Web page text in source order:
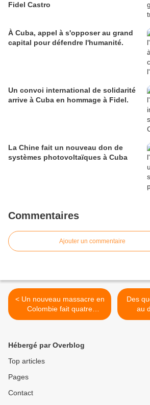
Fidel Castro
À Cuba, appel à s'opposer au grand
capital pour défendre l'humanité.
Un convoi international de solidarité
arrive à Cuba en hommage à Fidel.
La Chine fait un nouveau don de
systèmes photovoltaïques à Cuba
Commentaires
Ajouter un commentaire
< Un nouveau massacre en
Colombie fait quatre
victimes.
Des
au
Hébergé par Overblog
Top articles
Pages
Contact